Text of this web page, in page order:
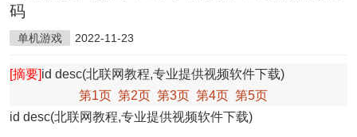
码
单机游戏 2022-11-23
[摘要]id desc(北联网教程,专业提供视频软件下载)
第1页 第2页 第3页 第4页 第5页
id desc(北联网教程,专业提供视频软件下载)